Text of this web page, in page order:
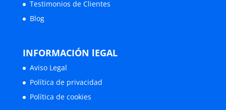
Testimonios de Clientes
Blog
INFORMACIÓN lEGAL
Aviso Legal
Política de privacidad
Política de cookies